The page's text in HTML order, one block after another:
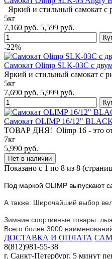
Яркий и стильный самокат с
5кг
7,160 руб. 5,599 руб.
-22%
Cамокат Olimp SLK-03C с
Яркий и стильный самокат с
5кг
7,690 руб. 5,999 руб.
Самокат OLIMP 16/12"
ТОВАР ДНЯ! Olimp 16 - это
7кг
5,990 руб.
Показано с 1 по 8 из 8
Под маркой OLIMP выпускают
А также: Широчайший выбор
Зимние спортивные товары:
Всего более 3000
ДОСТАВКА И ОПЛАТА
8(812)981-55-38
г. Санкт-Петербург, 5 минут